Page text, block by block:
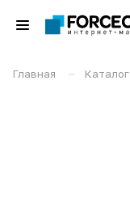
Главная – Каталог